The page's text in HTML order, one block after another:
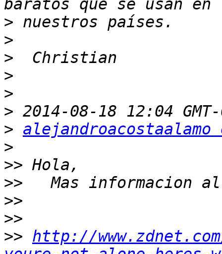
>
>
>
>
>
>
> alejandroacostaalamo
>
>>
>>
>>
>>
>> http://